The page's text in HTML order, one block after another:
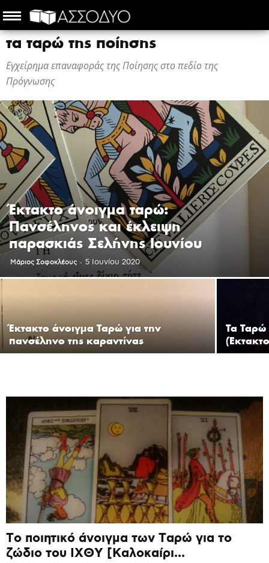
τα ταρώ της ποίησης
Εγχείρημα επαναφοράς της Ποίησης στο πεδίο της
Πρόγνωσης
Έκτακτο άνοιγμα ταρώ:
Πανσέληνος και έκλειψη
παρασκιάς Σελήνης Ιουνίου
Mάριος Σοφοκλέους - 5 Ιουνίου 2020
Έκτακτο άνοιγμα Ταρώ για την
πανσέληνο της καραντίνας
Τα Ταρώ
Το ποιητικό άνοιγμα των Ταρώ για το
ζώδιο του ΙΧΘΥ [Καλοκαίρι...